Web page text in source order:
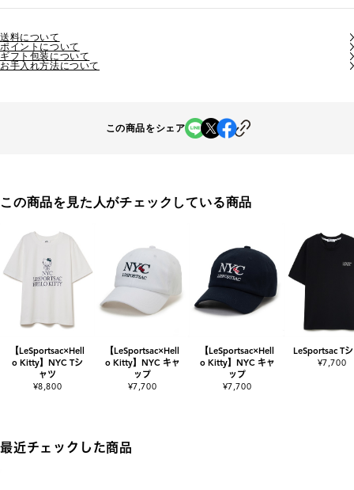
送料について
ポイントについて
ギフト包装について
お手入れ方法について
この商品をシェア
この商品を見た人がチェックしている商品
【LeSportsac×Hell
o Kitty】NYC Tシ
ャツ
¥8,800
【LeSportsac×Hell
o Kitty】NYC キャ
ップ
¥7,700
【LeSportsac×Hell
o Kitty】NYC キャ
ップ
¥7,700
LeSportsac T
¥7,700
最近チェックした商品